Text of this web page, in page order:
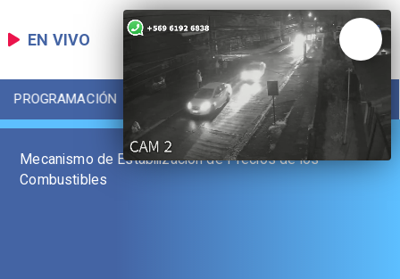
EN VIVO
PROGRAMACIÓN LOCAL DEPORTES
Mecanismo de Estabilización de Precios de los
Combustibles